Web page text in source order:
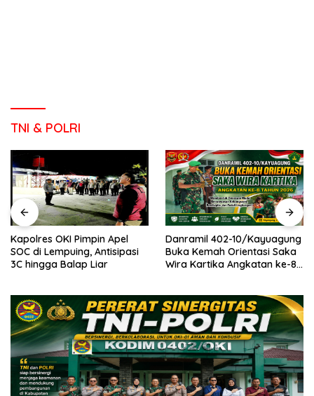
TNI & POLRI
Kapolres OKI Pimpin Apel
SOC di Lempuing, Antisipasi
3C hingga Balap Liar
Danramil 402-10/Kayuagung
Buka Kemah Orientasi Saka
Wira Kartika Angkatan ke-8